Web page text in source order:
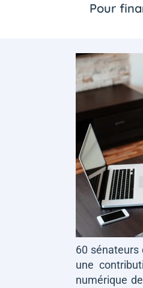
Pour
60 sénateurs
une
numérique